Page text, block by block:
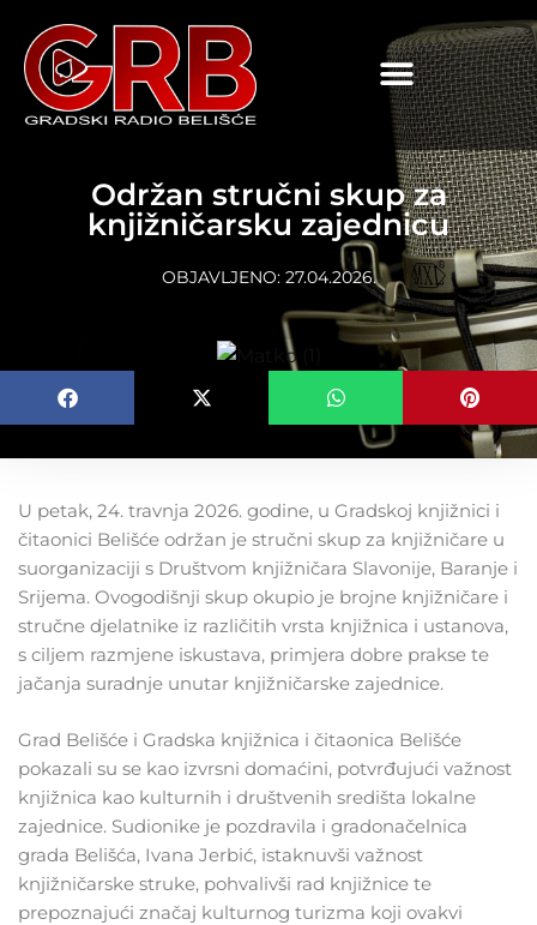
Održan stručni skup za
knjižničarsku zajednicu
OBJAVLJENO: 27.04.2026.
U petak, 24. travnja 2026. godine, u Gradskoj knjižnici i
čitaonici Belišće održan je stručni skup za knjižničare u
suorganizaciji s Društvom knjižničara Slavonije, Baranje i
Srijema. Ovogodišnji skup okupio je brojne knjižničare i
stručne djelatnike iz različitih vrsta knjižnica i ustanova,
s ciljem razmjene iskustava, primjera dobre prakse te
jačanja suradnje unutar knjižničarske zajednice.
Grad Belišće i Gradska knjižnica i čitaonica Belišće
pokazali su se kao izvrsni domaćini, potvrđujući važnost
knjižnica kao kulturnih i društvenih središta lokalne
zajednice. Sudionike je pozdravila i gradonačelnica
grada Belišća, Ivana Jerbić, istaknuvši važnost
knjižničarske struke, pohvalivši rad knjižnice te
prepoznajući značaj kulturnog turizma koji ovakvi